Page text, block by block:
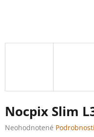
Nocpix Slim
Priemerné
Neohodnotené